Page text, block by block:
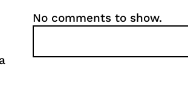
No comments to show.
a